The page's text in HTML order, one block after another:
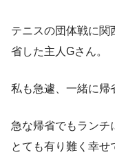
テニスの団体戦に関
省した主人Gさん。
私も急遽、一緒に帰
急な帰省でもランチ
とても有り難く幸せ